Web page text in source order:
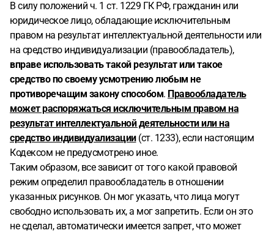
В силу положений ч. 1 ст. 1229 ГК РФ, гражданин или
юридическое лицо, обладающие исключительным
правом на результат интеллектуальной деятельности или
на средство индивидуализации (правообладатель),
вправе использовать такой результат или такое
средство по своему усмотрению любым не
противоречащим закону способом. Правообладатель
может распоряжаться исключительным правом на
результат интеллектуальной деятельности или на
средство индивидуализации(ст. 1233), если настоящим
Кодексом не предусмотрено иное.
Таким образом, все зависит от того какой правовой
режим определил правообладатель в отношении
указанных рисунков. Он мог указать, что лица могут
свободно использовать их, а мог запретить. Если он это
не сделал, автоматически имеется запрет, что может